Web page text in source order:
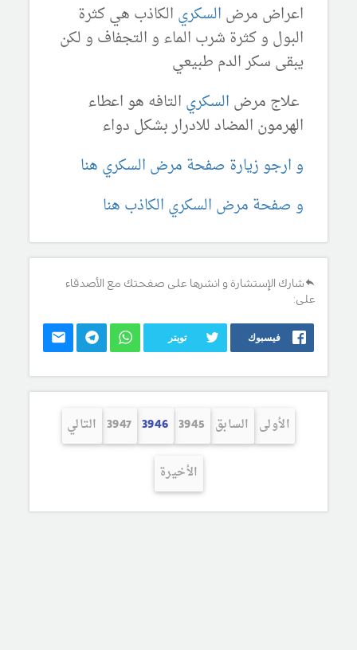
اعراض مرض السكري الكاذب هي كثرة
البول و كثرة شرب الماء و التجفاف و لكن
يبقى سكر الدم طبيعي
علاج مرض السكري التافه هو اعطاء
الهرمون المضاد للادرار بشكل دواء
و ارجو زيارة صفحة مرض السكري هنا
و صفحة مرض السكري الكاذب هنا
شارك الإستشارة و انشرها على صفحتك مع الأصدقاء
على:
فيسبوك تويتر
الأولى السابق 3945
3946
3947 التالي
الأخيرة